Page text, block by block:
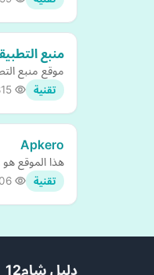
منبع
موقع منبع
تقنية
Apkero
هذا الموقع
تقنية
دليل شام12